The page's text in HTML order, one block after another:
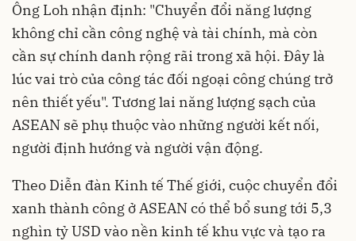
Ông Loh nhận định: "Chuyển đổi năng lượng
không chỉ cần công nghệ và tài chính, mà còn
cần sự chính danh rộng rãi trong xã hội. Đây là
lúc vai trò của công tác đối ngoại công chúng trở
nên thiết yếu". Tương lai năng lượng sạch của
ASEAN sẽ phụ thuộc vào những người kết nối,
người định hướng và người vận động.
Theo Diễn đàn Kinh tế Thế giới, cuộc chuyển đổi
xanh thành công ở ASEAN có thể bổ sung tới 5,3
nghìn tỷ USD vào nền kinh tế khu vực và tạo ra